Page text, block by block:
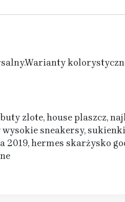
zlote, house plaszcz,
sneakersy,
2019, hermes skarżysko